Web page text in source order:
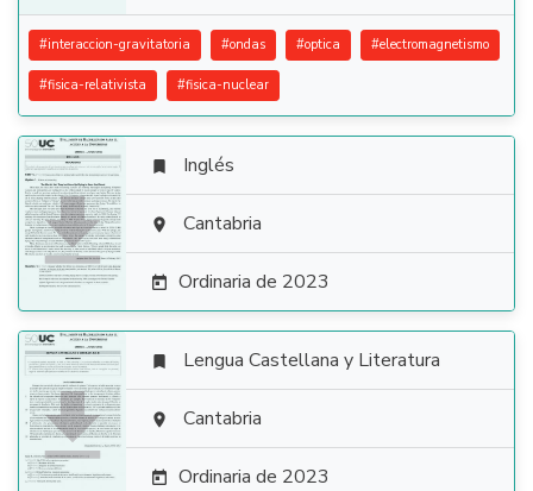
#interaccion-gravitatoria #ondas #optica #electromagnetismo
#fisica-relativista #fisica-nuclear

 Inglés
 Cantabria
 Ordinaria de 2023

 Lengua Castellana y Literatura
 Cantabria
 Ordinaria de 2023